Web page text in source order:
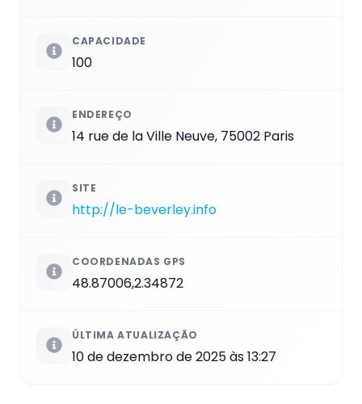
CAPACIDADE
100
ENDEREÇO
14 rue de la Ville Neuve, 75002 Paris
SITE
http://le-beverley.info
COORDENADAS GPS
48.87006,2.34872
ÚLTIMA ATUALIZAÇÃO
10 de dezembro de 2025 às 13:27